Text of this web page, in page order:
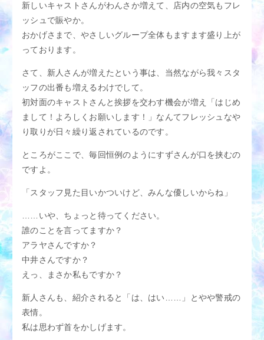
割引情報 ランキング
口コミ コスプレ
動画 やさMとは？
アクセス M性感適正診断
M性感用語集 スタッフブログ
女性求人 男性求人
新しいキャストさんがわんさか増えて、店内の空気もフレ
ッシュで賑やか。
おかげさまで、やさしいグループ全体もますます盛り上が
っております。
さて、新人さんが増えたという事は、当然ながら我々スタ
ッフの出番も増えるわけでして。
初対面のキャストさんと挨拶を交わす機会が増え「はじめ
まして！よろしくお願いします！」なんてフレッシュなや
り取りが日々繰り返されているのです。
ところがここで、毎回恒例のようにすずさんが口を挟むの
ですよ。
「スタッフ見た目いかついけど、みんな優しいからね」
……いや、ちょっと待ってください。
誰のことを言ってますか？
アラヤさんですか？
中井さんですか？
えっ、まさか私もですか？
新人さんも、紹介されると「は、はい……」とやや警戒の
表情。
私は思わず首をかしげます。